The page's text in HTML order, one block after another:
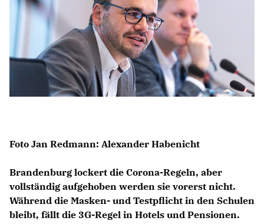
CDU Deutschland
CDU Fraktion im Brandenburger Landtag
CDU Brandenburg
CDU Potsdam
Foto Jan Redmann: Alexander Habenicht
Brandenburg lockert die Corona-Regeln, aber
vollständig aufgehoben werden sie vorerst nicht.
Während die Masken- und Testpflicht in den Schulen
bleibt, fällt die 3G-Regel in Hotels und Pensionen.